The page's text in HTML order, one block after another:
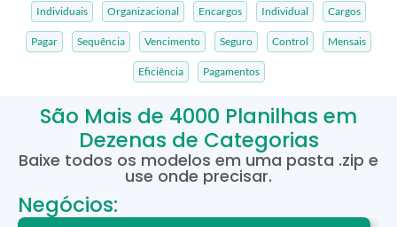
Individuais Organizacional Encargos Individual Cargos
Pagar Sequência Vencimento Seguro Control Mensais
Eficiência Pagamentos
São Mais de 4000 Planilhas em
Dezenas de Categorias
Baixe todos os modelos em uma pasta .zip e
use onde precisar.
Negócios: